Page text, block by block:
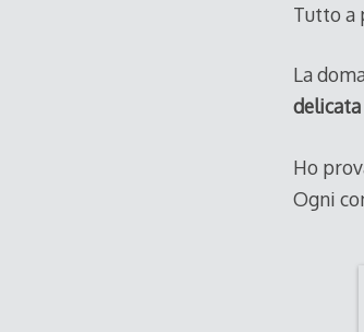
Tutto a
La
delicata
Ho
Ogni